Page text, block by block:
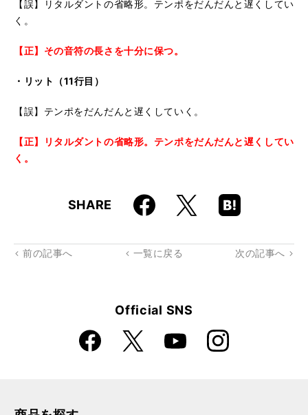
【誤】リタルダントの省略形。テンポをだんだんと遅くしてい
く。
【正】その音符の長さを十分に保つ。
・リット（11行目）
【誤】テンポをだんだんと遅くしていく。
【正】リタルダントの省略形。テンポをだんだんと遅くしてい
く。
SHARE Faceboo
k
X
Hatena
Boo
rk
前の記事へ 一覧に戻る 次の記事へ
Official SNS
Faceboo
k
X YouTube Instagra
m